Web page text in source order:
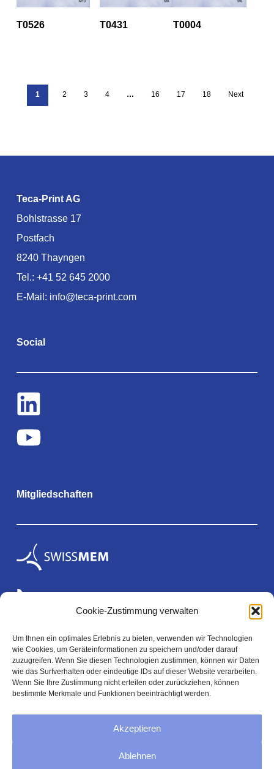
Cookie-Zustimmung verwalten
Um Ihnen ein optimales Erlebnis zu bieten, verwenden wir Technologien
wie Cookies, um Geräteinformationen zu speichern und/oder darauf
zuzugreifen. Wenn Sie diesen Technologien zustimmen, können wir Daten
wie das Surfverhalten oder eindeutige IDs auf dieser Website verarbeiten.
Wenn Sie Ihre Zustimmung nicht erteilen oder zurückziehen, können
bestimmte Merkmale und Funktionen beeinträchtigt werden.
Akzeptieren
Ablehnen
T0526 T0431 T0004
1 2 3 4 … 16 17 18 Next
Teca-Print AG
Bohlstrasse 17
Postfach
8240 Thayngen
Tel.: +41 52 645 2000
E-Mail: info@teca-print.com
Social
Mitgliedschaften
Rechtliches
Impressum